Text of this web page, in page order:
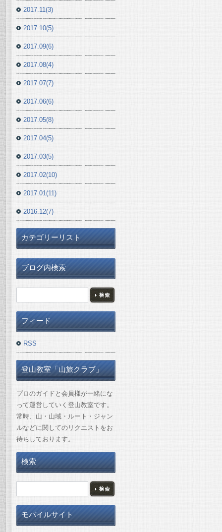
2017.11(3)
2017.10(5)
2017.09(6)
2017.08(4)
2017.07(7)
2017.06(6)
2017.05(8)
2017.04(5)
2017.03(5)
2017.02(10)
2017.01(11)
2016.12(7)
カテゴリーリスト
ブログ内検索
フィード
RSS
登山教室「山旅クラブ」
プロのガイドと会員様が一緒にな
って運営していく登山教室です。
常時、山・山域・ルート・ジャン
ルなどに関してのリクエストをお
待ちしております。
検索
モバイルサイト